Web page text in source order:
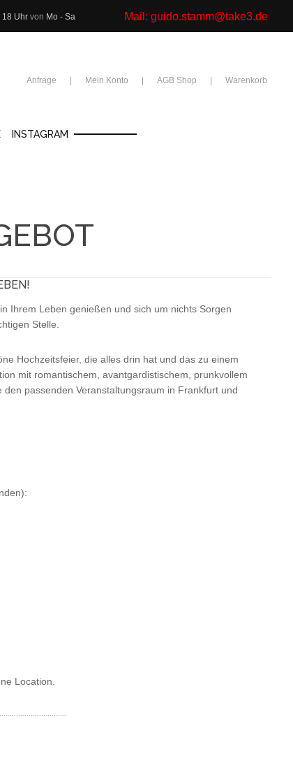
Mail: guido.stamm@take3.de
18 Uhr von Mo - Sa
Anfrage Mein Konto AGB Shop Warenkorb
INSTAGRAM
Ihrem Leben genießen und sich um nichts Sorgen
Stelle.
Hochzeitsfeier, die alles drin hat und das zu einem
mit romantischem, avantgardistischem, prunkvollem
passenden Veranstaltungsraum in Frankfurt und
Location.